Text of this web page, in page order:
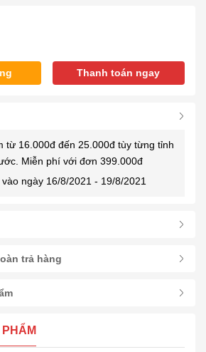
Thanh toán ngay
từ 16.000đ đến 25.000đ tùy từng tỉnh
Miễn phí với đơn 399.000đ
ngày 16/8/2021 - 19/8/2021
trả hàng